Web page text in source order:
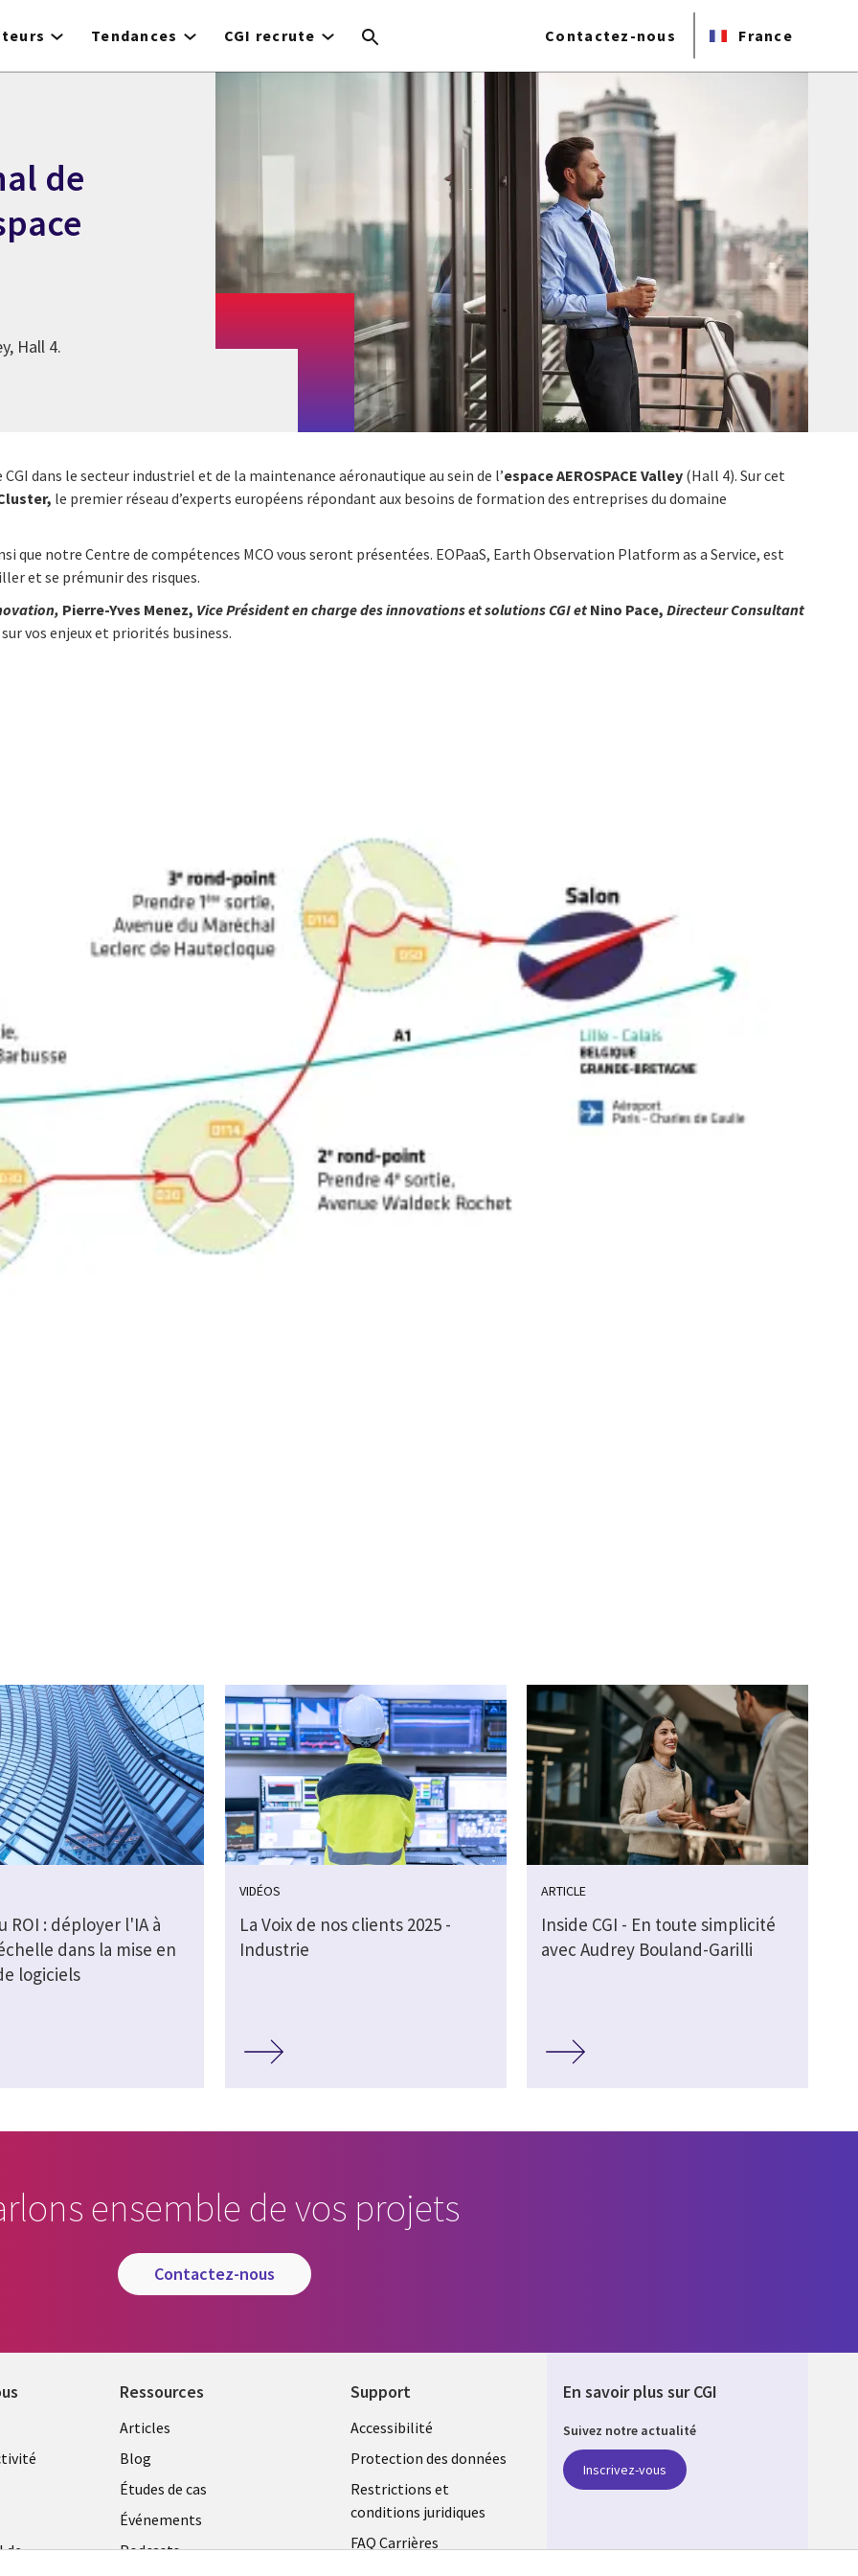
Tendances CGI recrute Contactez-nous France
de
Hall 4.
dans le secteur industriel et de la maintenance aéronautique au sein de l’espace AEROSPACE Valley (Hall 4). Sur cet
le premier réseau d’experts européens répondant aux besoins de formation des entreprises du domaine
que notre Centre de compétences MCO vous seront présentées. EOPaaS, Earth Observation Platform as a Service, est
et se prémunir des risques.
Pierre-Yves Menez, Vice Président en charge des innovations et solutions CGI et Nino Pace, Directeur Consultant
vos enjeux et priorités business.
on Print
ROI : déployer l'IA à
dans la mise en
logiciels
VIDÉOS
La Voix de nos clients 2025 -
Industrie
ARTICLE
Inside CGI - En toute simplicité
avec Audrey Bouland-Garilli
ensemble de vos projets
contactez-nous
de
Ressources
Library
Links
FRANCE
Articles
Blog
Études de cas
Événements
Podcasts
Support
Legal
FRANCE
Accessibilité
Protection des données
Restrictions et
conditions juridiques
FAQ Carrières
En savoir plus sur CGI
Suivez notre actualité
Inscrivez-vous